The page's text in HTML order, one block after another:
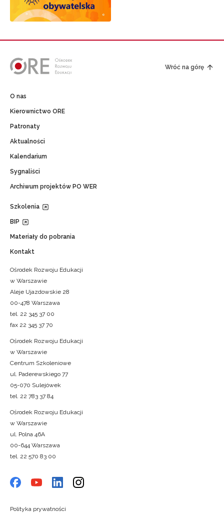
Wróć na górę
O nas
Kierownictwo ORE
Patronaty
Aktualności
Kalendarium
Sygnaliści
Archiwum projektów PO WER
Szkolenia
BIP
Materiały do pobrania
Kontakt
Ośrodek Rozwoju Edukacji
w Warszawie
Aleje Ujazdowskie 28
00-478 Warszawa
tel. 22 345 37 00
fax 22 345 37 70
Ośrodek Rozwoju Edukacji
w Warszawie
Centrum Szkoleniowe
ul. Paderewskiego 77
05-070 Sulejówek
tel. 22 783 37 84
Ośrodek Rozwoju Edukacji
w Warszawie
ul. Polna 46A
00-644 Warszawa
tel. 22 570 83 00
Polityka prywatności